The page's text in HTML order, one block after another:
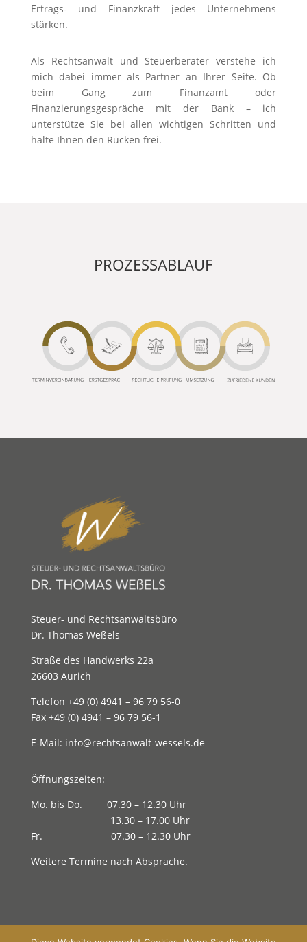
Ertrags- und Finanzkraft jedes Unternehmens
stärken.
Als Rechtsanwalt und Steuerberater verstehe ich
mich dabei immer als Partner an Ihrer Seite. Ob
beim Gang zum Finanzamt oder
Finanzierungsgespräche mit der Bank – ich
unterstütze Sie bei allen wichtigen Schritten und
halte Ihnen den Rücken frei.
PROZESSABLAUF
Steuer- und Rechtsanwaltsbüro
Dr. Thomas Weßels
Straße des Handwerks 22a
26603 Aurich
Telefon +49 (0) 4941 – 96 79 56-0
Fax +49 (0) 4941 – 96 79 56-1
E-Mail: info@rechtsanwalt-wessels.de
Öffnungszeiten:
Mo. bis Do. 07.30 – 12.30 Uhr
13.30 – 17.00 Uhr
Fr. 07.30 – 12.30 Uhr
Weitere Termine nach Absprache.